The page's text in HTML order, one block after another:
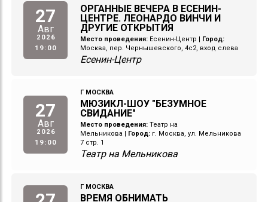
27
Авг
2026
19:00
ОРГАННЫЕ ВЕЧЕРА В ЕСЕНИН-
ЦЕНТРЕ. ЛЕОНАРДО ВИНЧИ И
ДРУГИЕ ОТКРЫТИЯ
Место проведения: Есенин-Центр
Город:
Москва, пер. Чернышевского, 4с2, вход слева
Есенин-Центр
27
Авг
2026
19:00
Г МОСКВА
МЮЗИКЛ-ШОУ "БЕЗУМНОЕ
СВИДАНИЕ"
Место проведения: Театр на
Мельникова
Город: г. Москва, ул. Мельникова
7 стр. 1
Театр на Мельникова
Г МОСКВА
ВРЕМЯ ОБНИМАТЬ